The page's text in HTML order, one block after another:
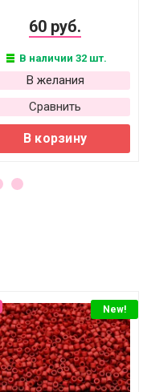
60 руб.
В наличии 32 шт.
В желания
Сравнить
В корзину
New!